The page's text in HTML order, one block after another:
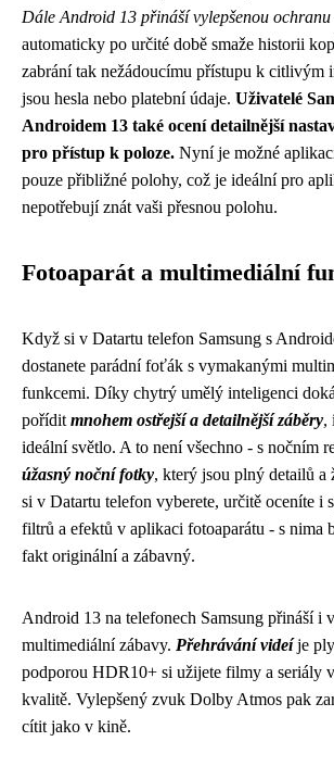
Dále Android 13 přináší vylepšenou ochranu
automaticky po určité době smaže historii
zabrání tak nežádoucímu přístupu k citlivým
jsou hesla nebo platební údaje. Uživatelé
Androidem 13 také ocení detailnější
pro přístup k poloze. Nyní je možné
pouze přibližné polohy, což je ideální pro
nepotřebují znát vaši přesnou polohu.
Fotoaparát a multimediální
Když si v Datartu telefon Samsung s
dostanete parádní foťák s vymakanými
funkcemi. Díky chytrý umělý inteligenci
pořídit mnohem ostřejší a detailnější záběry,
ideální světlo. A to není všechno - s nočním
úžasný noční fotky, který jsou plný detailů a
si v Datartu telefon vyberete, určitě oceníte i
filtrů a efektů v aplikaci fotoaparátu - s nima
fakt originální a zábavný.
Android 13 na telefonech Samsung přináší i
multimediální zábavy. Přehrávání videíje
podporou HDR10+ si užijete filmy a seriály
kvalitě. Vylepšený zvuk Dolby Atmos pak
cítit jako v kině.